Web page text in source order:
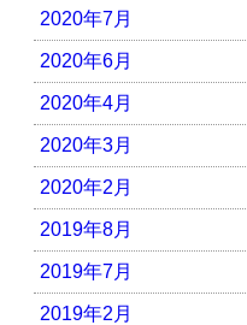
2020年7月
2020年6月
2020年4月
2020年3月
2020年2月
2019年8月
2019年7月
2019年2月